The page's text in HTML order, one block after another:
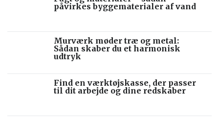
påvirkes byggematerialer af vand
Murværk møder træ og metal:
Sådan skaber du et harmonisk
udtryk
Find en værktøjskasse, der passer
til dit arbejde og dine redskaber